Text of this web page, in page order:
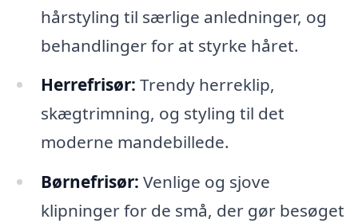
hårstyling til særlige anledninger, og
behandlinger for at styrke håret.
Herrefrisør: Trendy herreklip,
skægtrimning, og styling til det
moderne mandebillede.
Børnefrisør: Venlige og sjove
klipninger for de små, der gør besøget